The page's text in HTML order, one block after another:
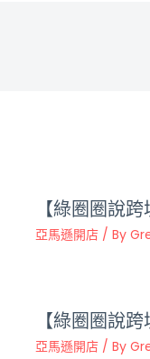
【綠圈圈說
亞馬遜開店/ By
【綠圈圈說
亞馬遜開店/ By